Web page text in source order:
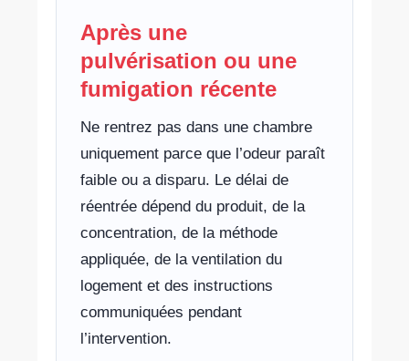
Après une
pulvérisation ou une
fumigation récente
Ne rentrez pas dans une chambre
uniquement parce que l’odeur paraît
faible ou a disparu. Le délai de
réentrée dépend du produit, de la
concentration, de la méthode
appliquée, de la ventilation du
logement et des instructions
communiquées pendant
l’intervention.